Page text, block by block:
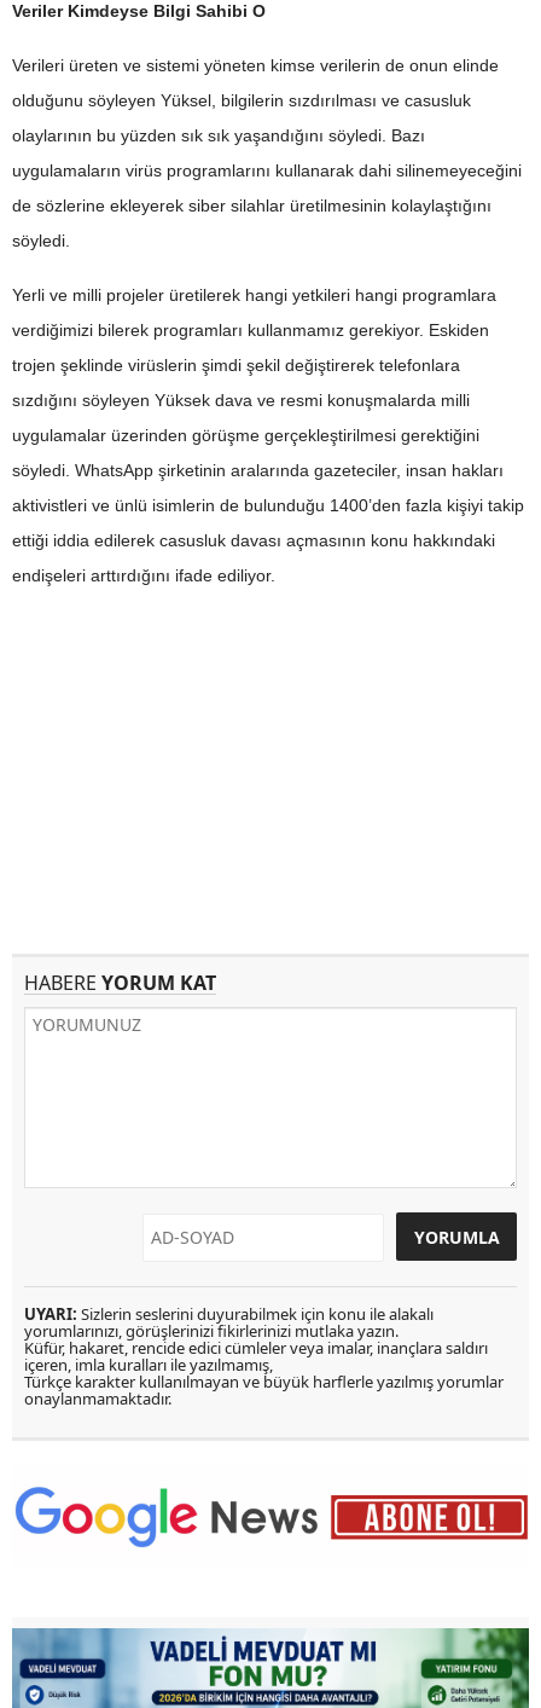
Veriler Kimdeyse Bilgi Sahibi O
Verileri üreten ve sistemi yöneten kimse verilerin de onun elinde
olduğunu söyleyen Yüksel, bilgilerin sızdırılması ve casusluk
olaylarının bu yüzden sık sık yaşandığını söyledi. Bazı
uygulamaların virüs programlarını kullanarak dahi silinemeyeceğini
de sözlerine ekleyerek siber silahlar üretilmesinin kolaylaştığını
söyledi.
Yerli ve milli projeler üretilerek hangi yetkileri hangi programlara
verdiğimizi bilerek programları kullanmamız gerekiyor. Eskiden
trojen şeklinde virüslerin şimdi şekil değiştirerek telefonlara
sızdığını söyleyen Yüksek dava ve resmi konuşmalarda milli
uygulamalar üzerinden görüşme gerçekleştirilmesi gerektiğini
söyledi. WhatsApp şirketinin aralarında gazeteciler, insan hakları
aktivistleri ve ünlü isimlerin de bulunduğu 1400’den fazla kişiyi takip
ettiği iddia edilerek casusluk davası açmasının konu hakkındaki
endişeleri arttırdığını ifade ediliyor.
HABERE YORUM KAT
UYARI: Sizlerin seslerini duyurabilmek için konu ile alakalı
yorumlarınızı, görüşlerinizi fikirlerinizi mutlaka yazın.
Küfür, hakaret, rencide edici cümleler veya imalar, inançlara saldırı
içeren, imla kuralları ile yazılmamış,
Türkçe karakter kullanılmayan ve büyük harflerle yazılmış yorumlar
onaylanmamaktadır.